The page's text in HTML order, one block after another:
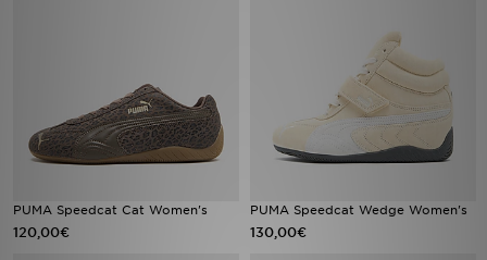
PUMA Speedcat Cat Women's
120,00€
PUMA Speedcat Wedge Women's
130,00€